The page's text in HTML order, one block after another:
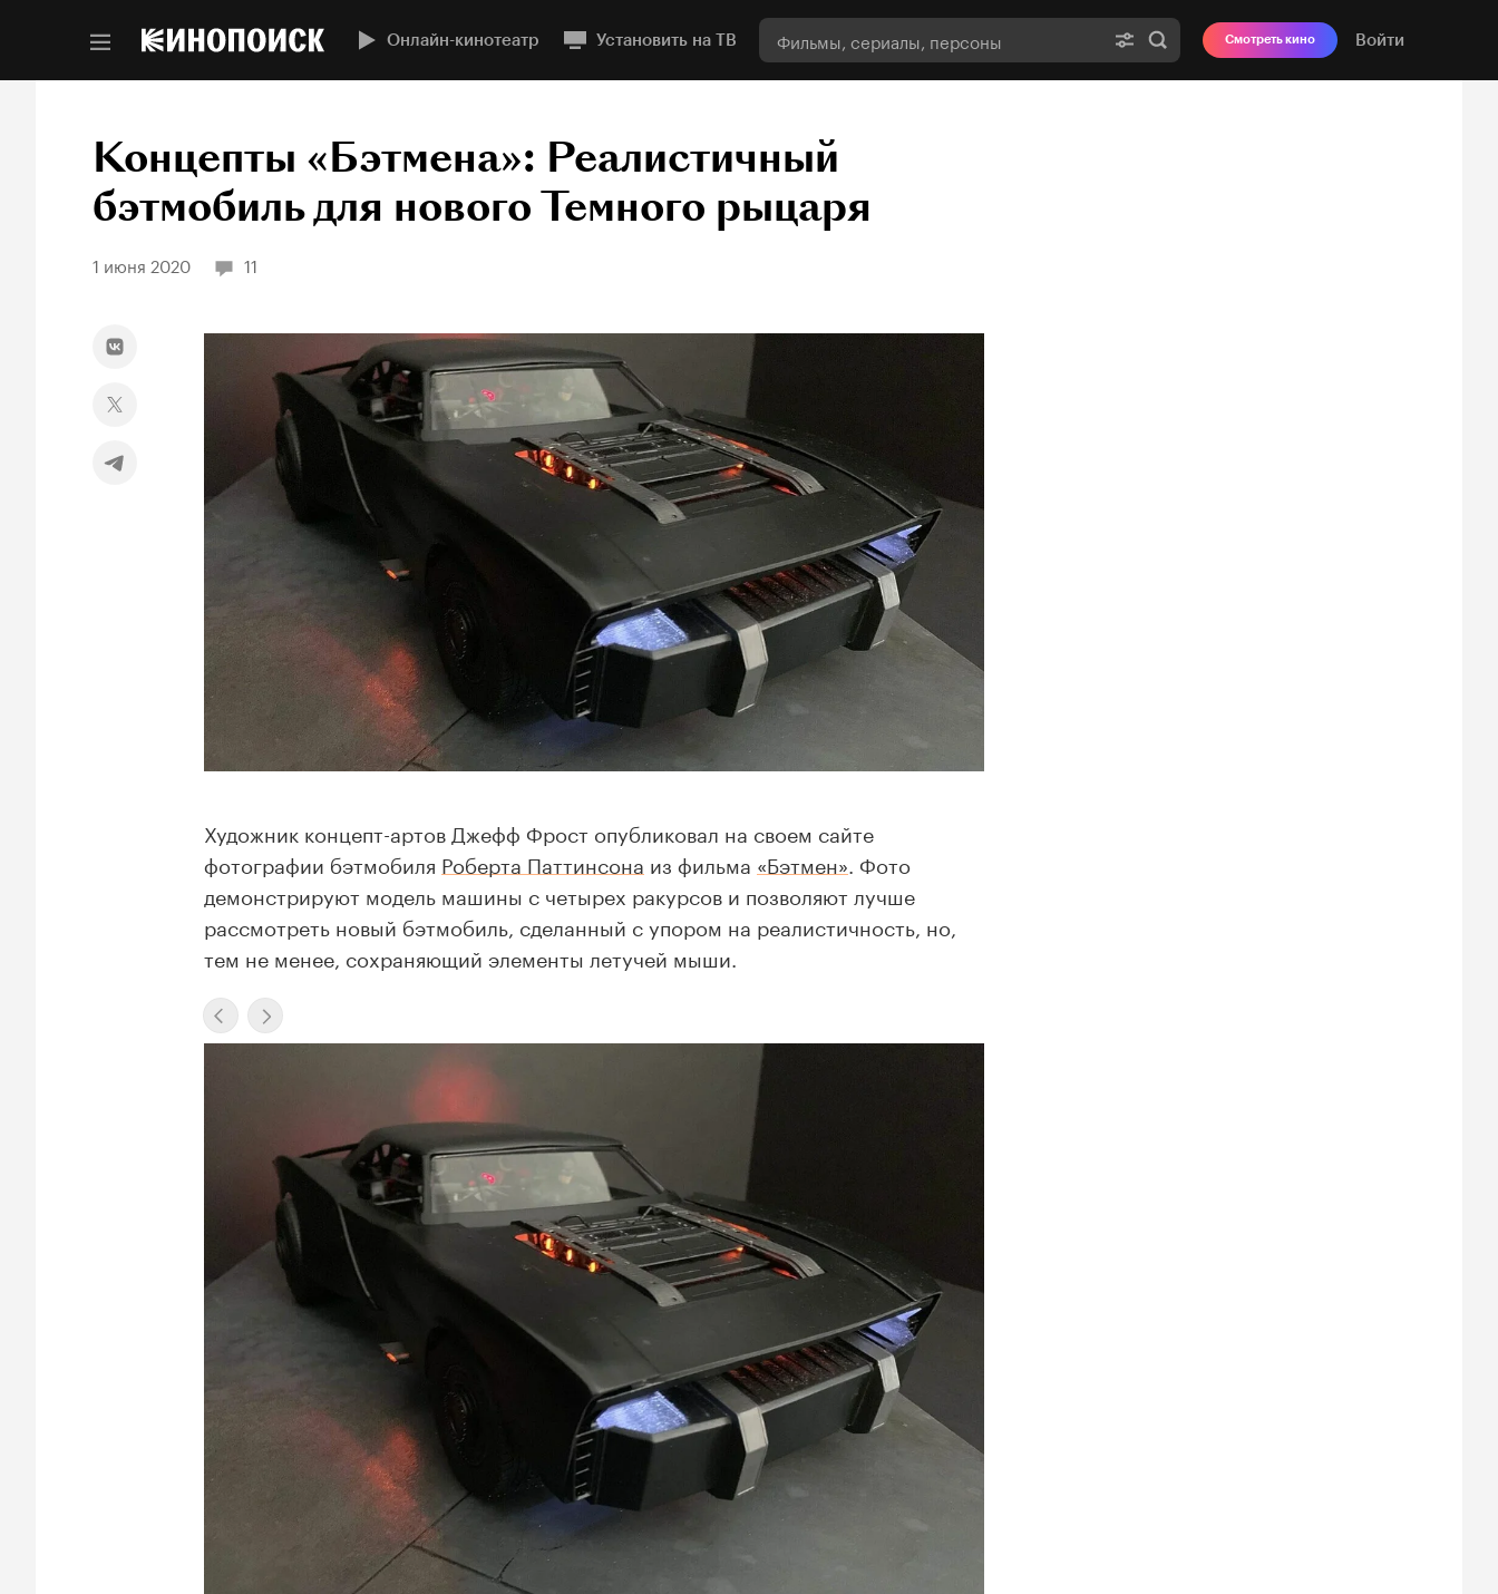
Онлайн-кинотеатр Установить на ТВ Смотреть кино Войти
Концепты «Бэтмена»: Реалистичный
бэтмобиль для нового Темного рыцаря
1 июня 2020 11
Художник концепт-артов Джефф Фрост опубликовал на своем сайте
фотографии бэтмобиля Роберта Паттинсона из фильма «Бэтмен» . Фото
демонстрируют модель машины с четырех ракурсов и позволяют лучше
рассмотреть новый бэтмобиль, сделанный с упором на реалистичность, но,
тем не менее, сохраняющий элементы летучей мыши.